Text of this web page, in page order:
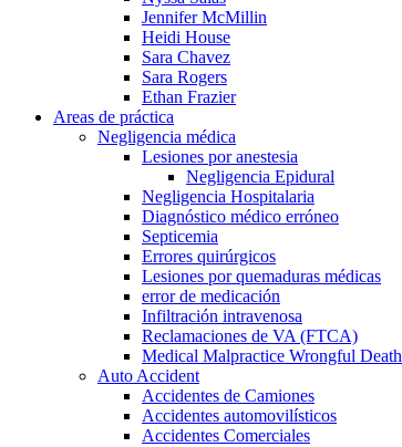
Jennifer McMillin
Heidi House
Sara Chavez
Sara Rogers
Ethan Frazier
Areas de práctica
Negligencia médica
Lesiones por anestesia
Negligencia Epidural
Negligencia Hospitalaria
Diagnóstico médico erróneo
Septicemia
Errores quirúrgicos
Lesiones por quemaduras médicas
error de medicación
Infiltración intravenosa
Reclamaciones de VA (FTCA)
Medical Malpractice Wrongful Death
Auto Accident
Accidentes de Camiones
Accidentes automovilísticos
Accidentes Comerciales